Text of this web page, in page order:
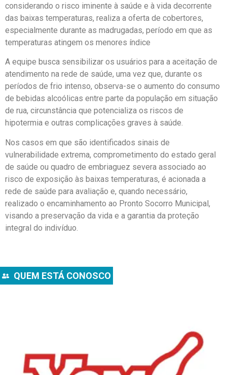
considerando o risco iminente à saúde e à vida decorrente
das baixas temperaturas, realiza a oferta de cobertores,
especialmente durante as madrugadas, período em que as
temperaturas atingem os menores índice
A equipe busca sensibilizar os usuários para a aceitação de
atendimento na rede de saúde, uma vez que, durante os
períodos de frio intenso, observa-se o aumento do consumo
de bebidas alcoólicas entre parte da população em situação
de rua, circunstância que potencializa os riscos de
hipotermia e outras complicações graves à saúde.
Nos casos em que são identificados sinais de
vulnerabilidade extrema, comprometimento do estado geral
de saúde ou quadro de embriaguez severa associado ao
risco de exposição às baixas temperaturas, é acionada a
rede de saúde para avaliação e, quando necessário,
realizado o encaminhamento ao Pronto Socorro Municipal,
visando a preservação da vida e a garantia da proteção
integral do indivíduo.
QUEM ESTÁ CONOSCO